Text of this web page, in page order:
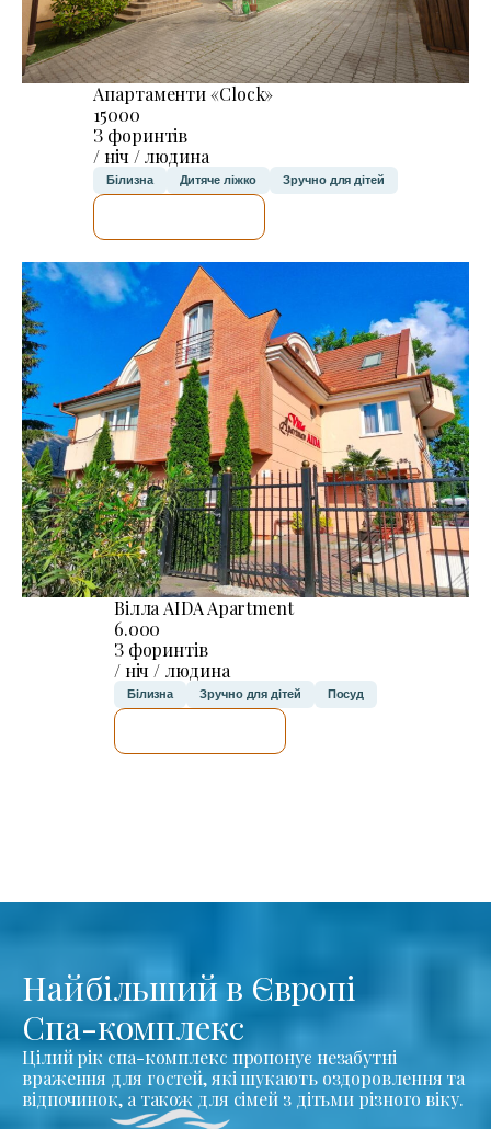
Апартаменти «Clock»
15000
З форинтів
/ ніч / людина
Білизна Дитяче ліжко Зручно для дітей
Вілла AIDA Apartment
6.000
З форинтів
/ ніч / людина
Білизна Зручно для дітей Посуд
Найбільший в Європі
Спа-комплекс
Цілий рік спа-комплекс пропонує незабутні
враження для гостей, які шукають оздоровлення та
відпочинок, а також для сімей з дітьми різного віку.